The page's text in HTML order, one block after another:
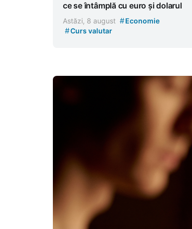
ce se întâmplă cu euro și dolarul
Astăzi, 8 august #Economie
#Curs valutar